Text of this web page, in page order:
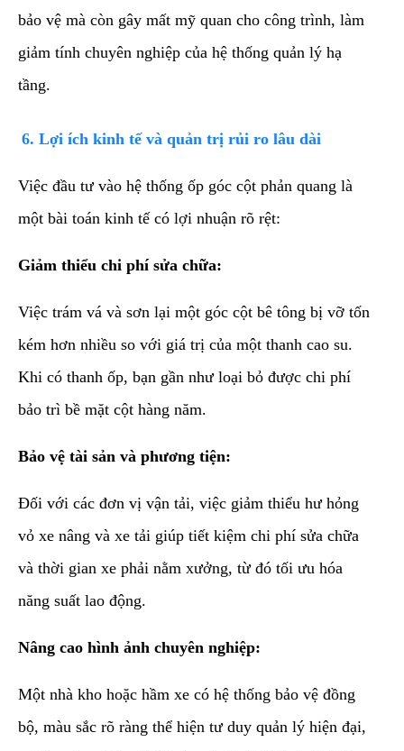
bảo vệ mà còn gây mất mỹ quan cho công trình, làm
giảm tính chuyên nghiệp của hệ thống quản lý hạ
tầng.
​6. Lợi ích kinh tế và quản trị rủi ro lâu dài
​Việc đầu tư vào hệ thống ốp góc cột phản quang là
một bài toán kinh tế có lợi nhuận rõ rệt:
Giảm thiểu chi phí sửa chữa:
Việc trám vá và sơn lại một góc cột bê tông bị vỡ tốn
kém hơn nhiều so với giá trị của một thanh cao su.
Khi có thanh ốp, bạn gần như loại bỏ được chi phí
bảo trì bề mặt cột hàng năm.
Bảo vệ tài sản và phương tiện:
Đối với các đơn vị vận tải, việc giảm thiểu hư hỏng
vỏ xe nâng và xe tải giúp tiết kiệm chi phí sửa chữa
và thời gian xe phải nằm xưởng, từ đó tối ưu hóa
năng suất lao động.
Nâng cao hình ảnh chuyên nghiệp:
Một nhà kho hoặc hầm xe có hệ thống bảo vệ đồng
bộ, màu sắc rõ ràng thể hiện tư duy quản lý hiện đại,